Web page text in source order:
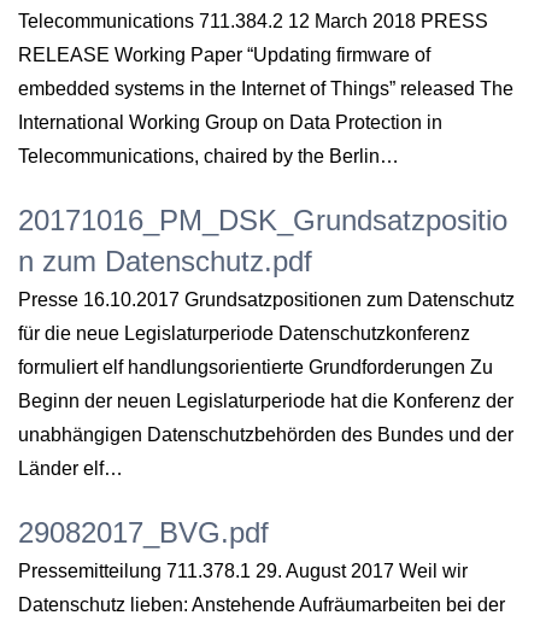
Telecommunications 711.384.2 12 March 2018 PRESS
RELEASE Working Paper “Updating firmware of
embedded systems in the Internet of Things” released The
International Working Group on Data Protection in
Telecommunications, chaired by the Berlin…
20171016_PM_DSK_Grundsatzpositio
n zum Datenschutz.pdf
Presse 16.10.2017 Grundsatzpositionen zum Datenschutz
für die neue Legislaturperiode Datenschutzkonferenz
formuliert elf handlungsorientierte Grundforderungen Zu
Beginn der neuen Legislaturperiode hat die Konferenz der
unabhängigen Datenschutzbehörden des Bundes und der
Länder elf…
29082017_BVG.pdf
Pressemitteilung 711.378.1 29. August 2017 Weil wir
Datenschutz lieben: Anstehende Aufräumarbeiten bei der